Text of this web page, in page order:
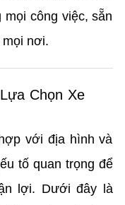
mọi công việc, sẵn
nơi.
Chọn Xe
với địa hình và
tố quan trọng để
lợi. Dưới đây là